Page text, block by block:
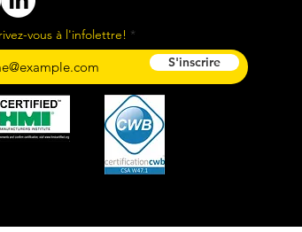
vous à l'infolettre!
S'inscrire